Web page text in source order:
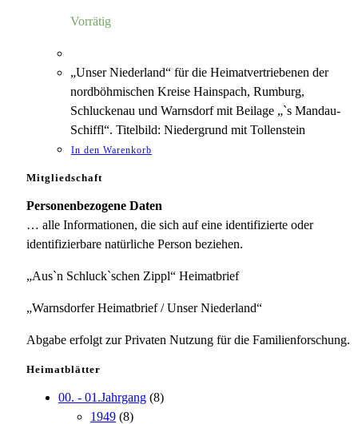
Vorrätig
„Unser Niederland“ für die Heimatvertriebenen der
nordböhmischen Kreise Hainspach, Rumburg,
Schluckenau und Warnsdorf mit Beilage „`s Mandau-
Schiffl“. Titelbild: Niedergrund mit Tollenstein
In den Warenkorb
Mitgliedschaft
Personenbezogene Daten
… alle Informationen, die sich auf eine identifizierte oder
identifizierbare natürliche Person beziehen.
„Aus`n Schluck`schen Zippl“ Heimatbrief
„Warnsdorfer Heimatbrief / Unser Niederland“
Abgabe erfolgt zur Privaten Nutzung für die Familienforschung.
Heimatblätter
00. - 01.Jahrgang (8)
1949 (8)